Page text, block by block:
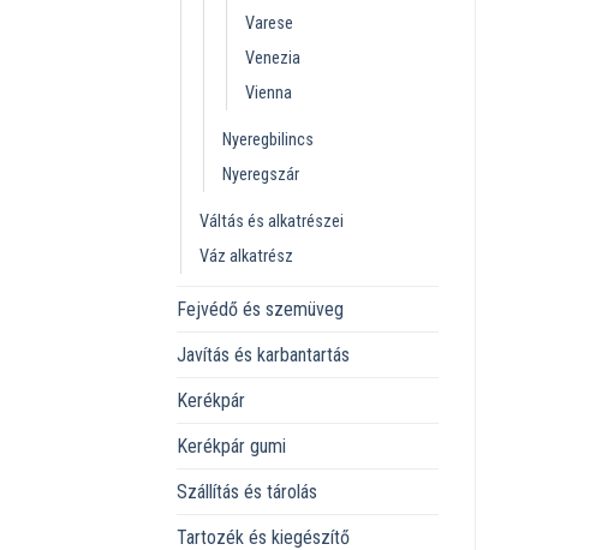
Varese
Venezia
Vienna
Nyeregbilincs
Nyeregszár
Váltás és alkatrészei
Váz alkatrész
Fejvédő és szemüveg
Javítás és karbantartás
Kerékpár
Kerékpár gumi
Szállítás és tárolás
Tartozék és kiegészítő